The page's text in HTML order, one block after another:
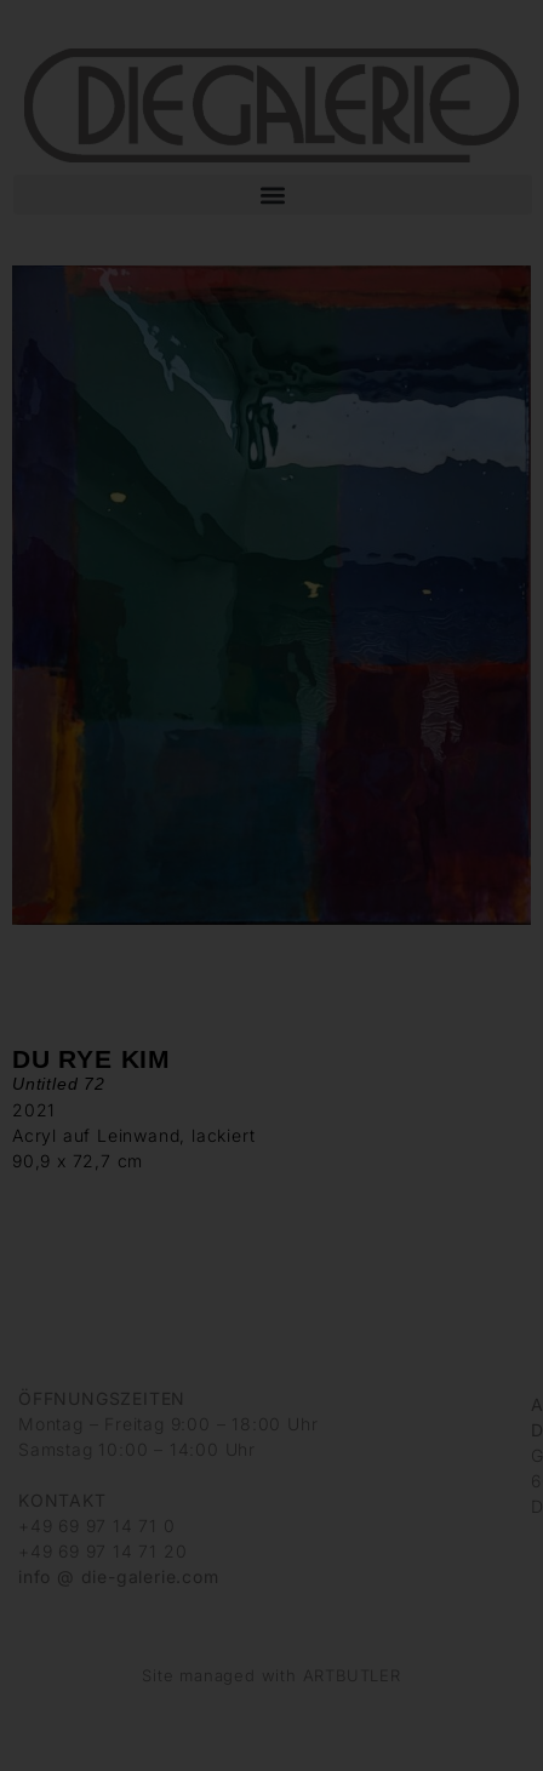
DU RYE KIM
Untitled 72
2021
Acryl auf Leinwand, lackiert
90,9 x 72,7 cm
ÖFFNUNGSZEITEN
Montag – Freitag 9:00 – 18:00 Uhr
Samstag 10:00 – 14:00 Uhr
KONTAKT
+49 69 97 14 71 0
+49 69 97 14 71 20
info @ die-galerie.com
Site managed with ARTBUTLER